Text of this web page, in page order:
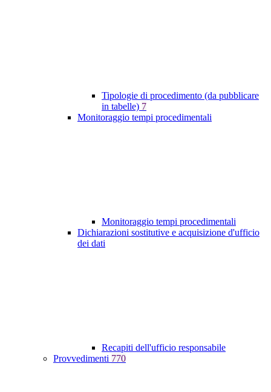
Tipologie di procedimento (da pubblicare
in tabelle) 7
Monitoraggio tempi procedimentali
Monitoraggio tempi procedimentali
Dichiarazioni sostitutive e acquisizione d'ufficio
dei dati
Recapiti dell'ufficio responsabile
Provvedimenti 770